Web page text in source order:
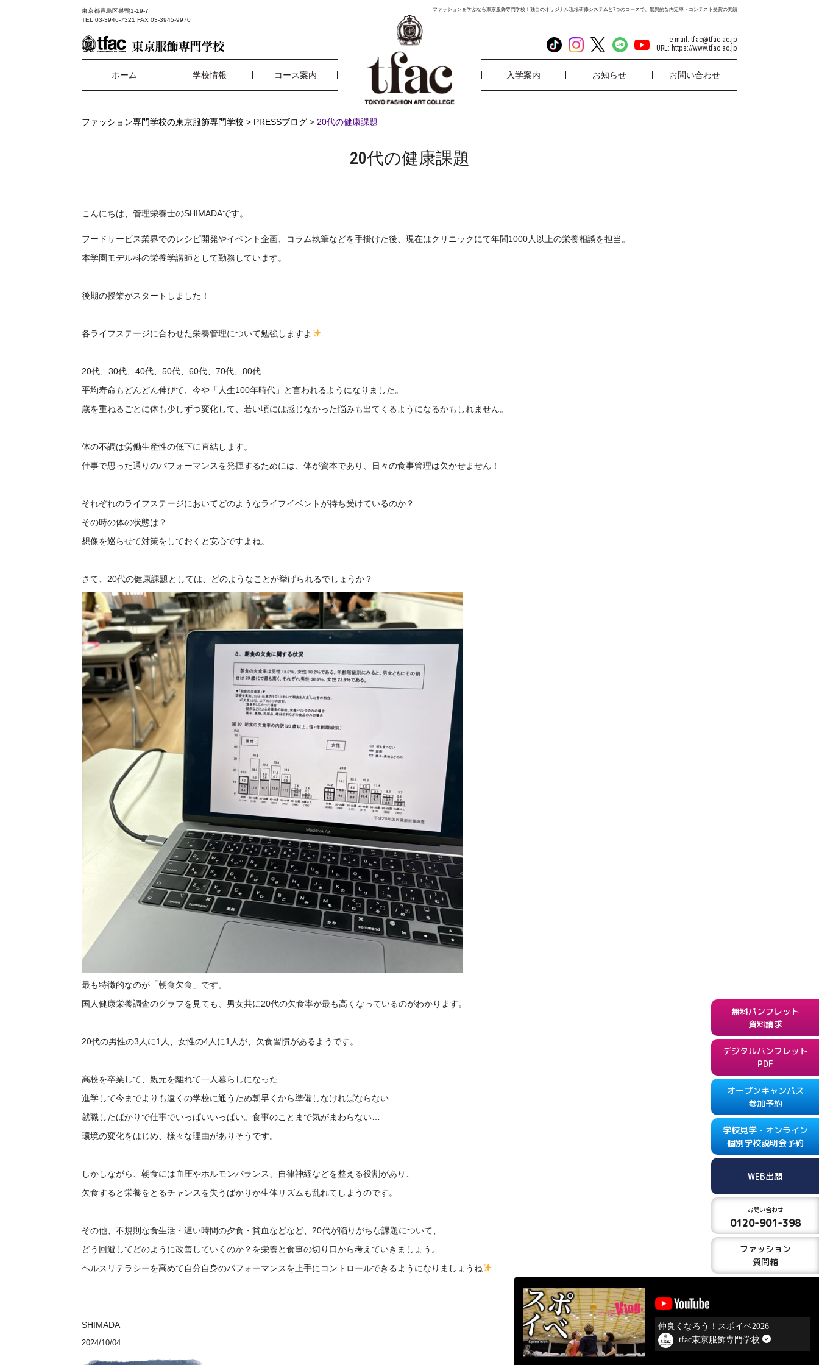
東京都豊島区巣鴨1-19-7
TEL 03-3946-7321 FAX 03-3945-9970
ファッションを学ぶなら東京服飾専門学校！独自のオリジナル現場研修システムと7つのコースで、驚異的な内定率・コンテスト受賞の実績
e-mail: tfac@tfac.ac.jp
URL: https://www.tfac.ac.jp
ホーム 学校情報 コース案内 入学案内 お知らせ お問い合わせ
ファッション専門学校の東京服飾専門学校 > PRESSブログ > 20代の健康課題
20代の健康課題
こんにちは、管理栄養士のSHIMADAです。
フードサービス業界でのレシピ開発やイベント企画、コラム執筆などを手掛けた後、現在はクリニックにて年間1000人以上の栄養相談を担当。
本学園モデル科の栄養学講師として勤務しています。
後期の授業がスタートしました！
各ライフステージに合わせた栄養管理について勉強しますよ
20代、30代、40代、50代、60代、70代、80代…
平均寿命もどんどん伸びて、今や「人生100年時代」と言われるようになりました。
歳を重ねるごとに体も少しずつ変化して、若い頃には感じなかった悩みも出てくるようになるかもしれません。
体の不調は労働生産性の低下に直結します。
仕事で思った通りのパフォーマンスを発揮するためには、体が資本であり、日々の食事管理は欠かせません！
それぞれのライフステージにおいてどのようなライフイベントが待ち受けているのか？
その時の体の状態は？
想像を巡らせて対策をしておくと安心ですよね。
さて、20代の健康課題としては、どのようなことが挙げられるでしょうか？
最も特徴的なのが「朝食欠食」です。
国人健康栄養調査のグラフを見ても、男女共に20代の欠食率が最も高くなっているのがわかります。
20代の男性の3人に1人、女性の4人に1人が、欠食習慣があるようです。
高校を卒業して、親元を離れて一人暮らしになった…
進学して今までよりも遠くの学校に通うため朝早くから準備しなければならない…
就職したばかりで仕事でいっぱいいっぱい。食事のことまで気がまわらない…
環境の変化をはじめ、様々な理由がありそうです。
しかしながら、朝食には血圧やホルモンバランス、自律神経などを整える役割があり、
欠食すると栄養をとるチャンスを失うばかりか生体リズムも乱れてしまうのです。
その他、不規則な食生活・遅い時間の夕食・貧血などなど、20代が陥りがちな課題について、
どう回避してどのように改善していくのか？を栄養と食事の切り口から考えていきましょう。
ヘルスリテラシーを高めて自分自身のパフォーマンスを上手にコントロールできるようになりましょうね
SHIMADA
2024/10/04
無料パンフレット
資料請求
デジタルパンフレット
PDF
オープンキャンパス
参加予約
学校見学・オンライン
個別学校説明会予約
WEB出願
お問い合わせ
0120-901-398
ファッション
質問箱
仲良くなろう！スポイベ2026
tfac東京服飾専門学校